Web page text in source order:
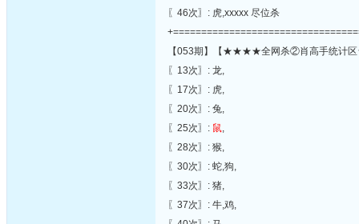
〖46次〗: 虎,xxxxx 尽位杀
【053期】【★★★★全网杀②肖高手统计
〖13次〗: 龙,
〖17次〗: 虎,
〖20次〗: 兔,
〖25次〗: 鼠,
〖28次〗: 猴,
〖30次〗: 蛇,狗,
〖33次〗: 猪,
〖37次〗: 牛,鸡,